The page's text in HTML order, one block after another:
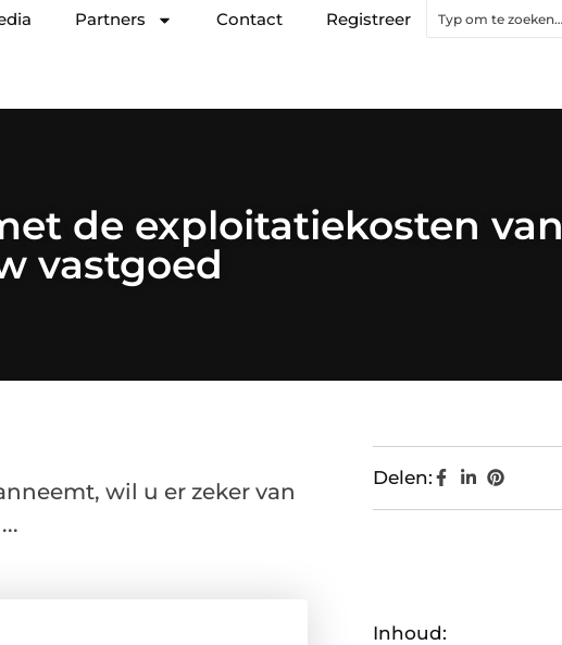
Partners Contact Registreer
de exploitatiekosten van
vastgoed
wil u er zeker van
Delen:
Inhoud: